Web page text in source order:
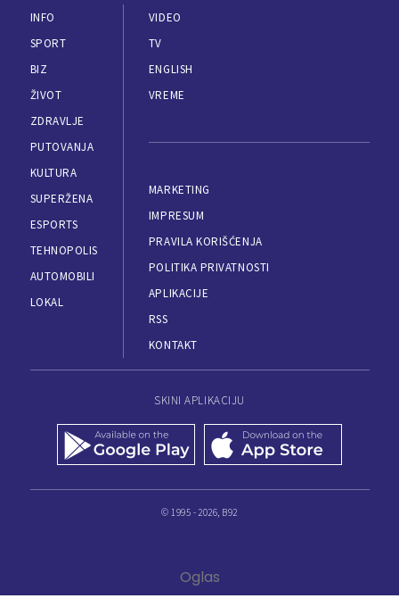
INFO
SPORT
BIZ
ŽIVOT
ZDRAVLJE
PUTOVANJA
KULTURA
SUPERŽENA
ESPORTS
TEHNOPOLIS
AUTOMOBILI
LOKAL
VIDEO
TV
ENGLISH
VREME
MARKETING
IMPRESUM
PRAVILA KORIŠĆENJA
POLITIKA PRIVATNOSTI
APLIKACIJE
RSS
KONTAKT
SKINI APLIKACIJU
© 1995 - 2026, B92